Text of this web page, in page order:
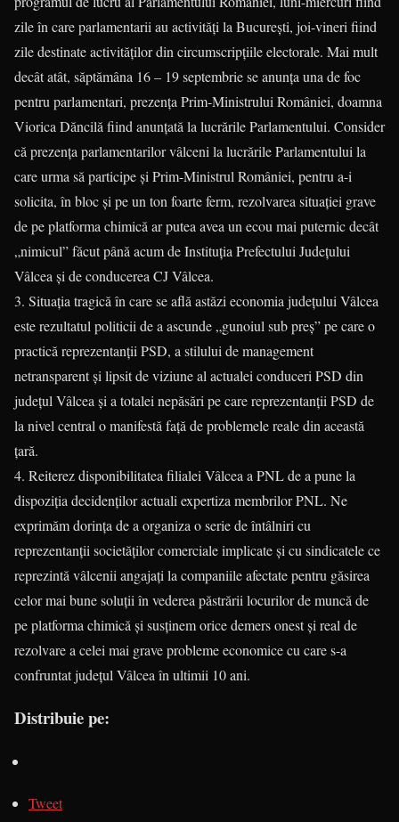
zile în care parlamentarii au activități la București, joi-vineri fiind
zile destinate activităților din circumscripțiile electorale. Mai mult
decât atât, săptămâna 16 – 19 septembrie se anunța una de foc
pentru parlamentari, prezența Prim-Ministrului României, doamna
Viorica Dăncilă fiind anunțată la lucrările Parlamentului. Consider
că prezența parlamentarilor vâlceni la lucrările Parlamentului la
care urma să participe și Prim-Ministrul României, pentru a-i
solicita, în bloc și pe un ton foarte ferm, rezolvarea situației grave
de pe platforma chimică ar putea avea un ecou mai puternic decât
„nimicul” făcut până acum de Instituția Prefectului Județului
Vâlcea și de conducerea CJ Vâlcea.
3. Situația tragică în care se află astăzi economia județului Vâlcea
este rezultatul politicii de a ascunde „gunoiul sub preș” pe care o
practică reprezentanții PSD, a stilului de management
netransparent și lipsit de viziune al actualei conduceri PSD din
județul Vâlcea și a totalei nepăsări pe care reprezentanții PSD de
la nivel central o manifestă față de problemele reale din această
țară.
4. Reiterez disponibilitatea filialei Vâlcea a PNL de a pune la
dispoziția decidenților actuali expertiza membrilor PNL. Ne
exprimăm dorința de a organiza o serie de întâlniri cu
reprezentanții societăților comerciale implicate și cu sindicatele ce
reprezintă vâlcenii angajați la companiile afectate pentru găsirea
celor mai bune soluții în vederea păstrării locurilor de muncă de
pe platforma chimică și susținem orice demers onest și real de
rezolvare a celei mai grave probleme economice cu care s-a
confruntat județul Vâlcea în ultimii 10 ani.
Distribuie pe:
Tweet